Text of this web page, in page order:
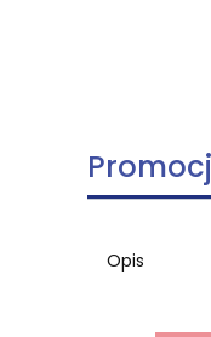
Opis